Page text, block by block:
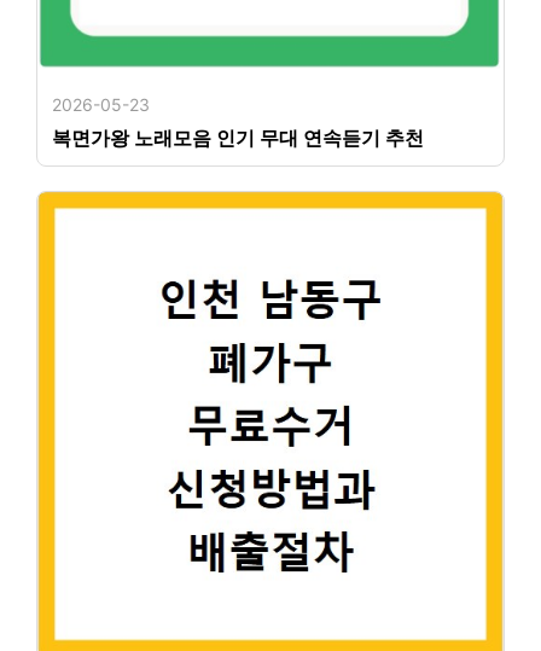
2026-05-23
복면가왕 노래모음 인기 무대 연속듣기 추천